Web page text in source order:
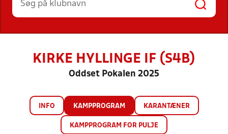
KIRKE HYLLINGE IF (S4B)
Oddset Pokalen 2025
INFO KAMPPROGRAM KARANTÆNER
KAMPPROGRAM FOR PULJE